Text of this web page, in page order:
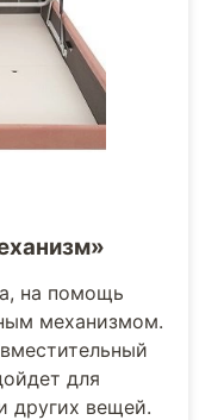
на помощь
механизмом.
для
других вещей.